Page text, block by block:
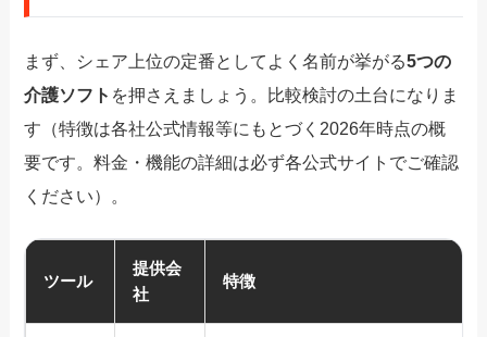
まず、シェア上位の定番としてよく名前が挙がる5つの
介護ソフト を押さえましょう。比較検討の土台になりま
す（特徴は各社公式情報等にもとづく2026年時点の概
要です。料金・機能の詳細は必ず各公式サイトでご確認
ください）。
ツール
提供会
社
特徴